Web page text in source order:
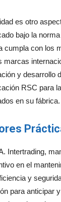
es otro
bajo la
cumpla con los
marcas
y desarrollo
RSC para
en su fábrica.
Intertrading,
en el
y
para anticipar